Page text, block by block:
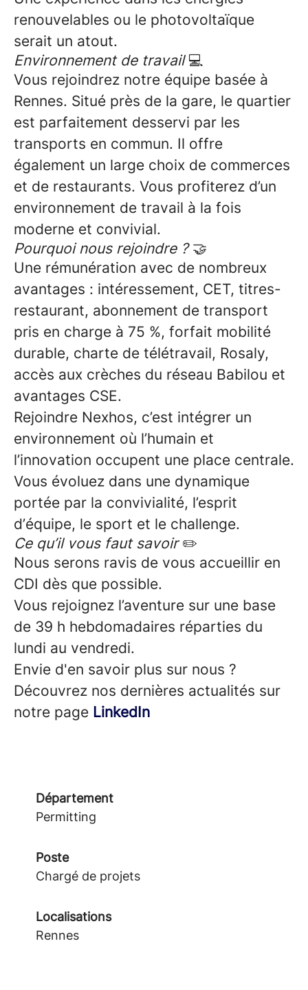
renouvelables ou le photovoltaïque
serait un atout.
Environnement de travail💻
Vous rejoindrez notre équipe basée à
Rennes. Situé près de la gare, le quartier
est parfaitement desservi par les
transports en commun. Il offre
également un large choix de commerces
et de restaurants. Vous profiterez d’un
environnement de travail à la fois
moderne et convivial.
Pourquoi nous rejoindre ? 🤝
Une rémunération avec de nombreux
avantages : intéressement, CET, titres-
restaurant, abonnement de transport
pris en charge à 75 %, forfait mobilité
durable, charte de télétravail, Rosaly,
accès aux crèches du réseau Babilou et
avantages CSE.
Rejoindre Nexhos, c’est intégrer un
environnement où l’humain et
l’innovation occupent une place centrale.
Vous évoluez dans une dynamique
portée par la convivialité, l’esprit
d’équipe, le sport et le challenge.
Ce qu’il vous faut savoir ✏️
Nous serons ravis de vous accueillir en
CDI dès que possible.
Vous rejoignez l’aventure sur une base
de 39 h hebdomadaires réparties du
lundi au vendredi.
Envie d'en savoir plus sur nous ?
Découvrez nos dernières actualités sur
notre page LinkedIn
Département
Permitting
Poste
Chargé de projets
Localisations
Rennes